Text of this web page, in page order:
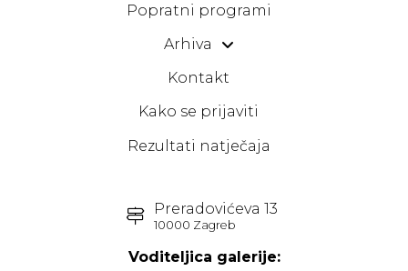
Popratni programi
Arhiva
Kontakt
Kako se prijaviti
Rezultati natječaja
Preradovićeva 13
10000 Zagreb
Voditeljica galerije: